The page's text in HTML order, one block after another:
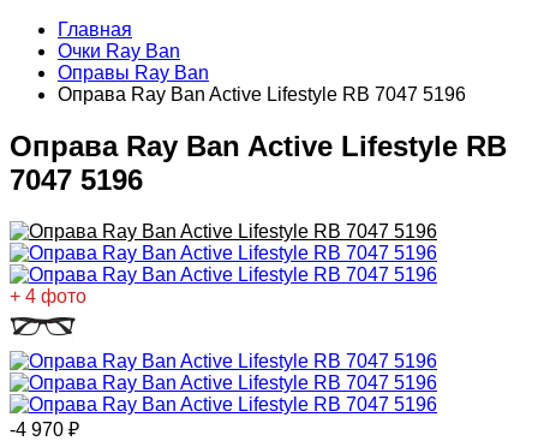
Главная
Очки Ray Ban
Оправы Ray Ban
Оправа Ray Ban Active Lifestyle RB 7047 5196
Оправа Ray Ban Active Lifestyle RB
7047 5196
+ 4 фото
-4 970 ₽